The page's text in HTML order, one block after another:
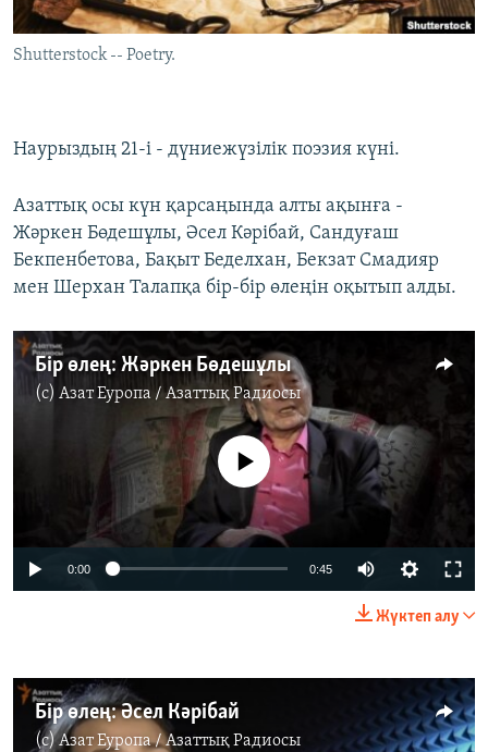
ЖАЗЫЛЫҢЫЗ
Shutterstock -- Poetry.
Наурыздың 21-і - дүниежүзілік поэзия күні.
Азаттық осы күн қарсаңында алты ақынға -
Жәркен Бөдешұлы, Әсел Кәрібай, Сандуғаш
Бекпенбетова, Бақыт Беделхан, Бекзат Смадияр
мен Шерхан Талапқа бір-бір өлеңін оқытып алды.
Бір өлең: Жәркен Бөдешұлы
(c) Азат Еуропа / Азаттық Радиосы
No media source currently available
0:00 0:45
Жүктеп алу
Бір өлең: Әсел Кәрібай
(c)Азат Еуропа / Азаттық Радиосы